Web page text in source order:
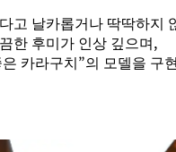
고 날카롭거나 딱딱하지
한 후미가 인상 깊으며,
카라구치”의 모델을 구